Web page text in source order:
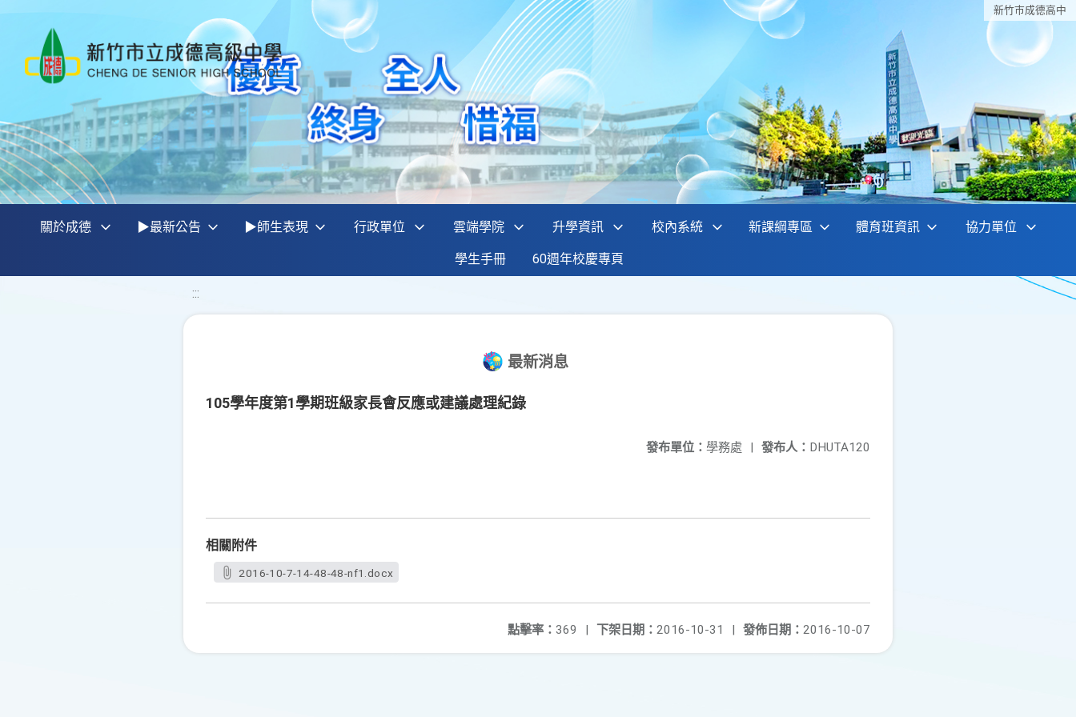
新竹巿成德高中
關於成德 ▶最新公告 ▶師生表現 行政單位 雲端學院 升學資訊 校內系統 新課綱專區 體育班資訊 協力單位
學生手冊 60週年校慶專頁
:::
最新消息
105學年度第1學期班級家長會反應或建議處理紀錄
發布人： DHUTA120
發布單位： 學務處 |
相關附件
2016-10-7-14-48-48-nf1.docx
發佈日期： 2016-10-07
下架日期： 2016-10-31 |
點擊率： 369 |